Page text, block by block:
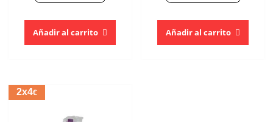
Añadir al carrito Añadir al carrito
2x4€